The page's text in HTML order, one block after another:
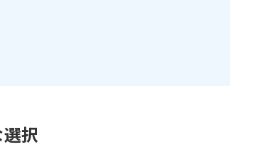
択